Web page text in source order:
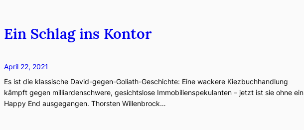
Ein Schlag ins Kontor
April 22, 2021
Es ist die klassische David-gegen-Goliath-Geschichte: Eine wackere Kiezbuchhandlung
kämpft gegen milliardenschwere, gesichtslose Immobilienspekulanten – jetzt ist sie ohne ein
Happy End ausgegangen. Thorsten Willenbrock…